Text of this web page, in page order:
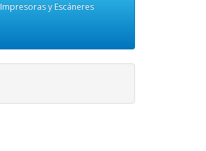
Impresoras y Escáneres